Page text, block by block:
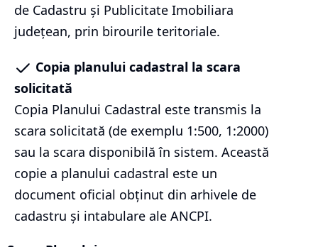
de Cadastru și Publicitate Imobiliara
județean, prin birourile teritoriale.
Copia planului cadastral la scara
solicitată
Copia Planului Cadastral este transmis la
scara solicitată (de exemplu 1:500, 1:2000)
sau la scara disponibilă în sistem. Această
copie a planului cadastral este un
document oficial obținut din arhivele de
cadastru și intabulare ale ANCPI.